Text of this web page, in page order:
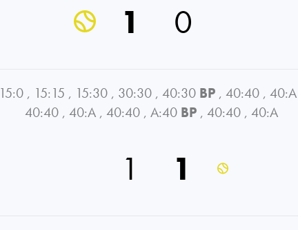
1 0
15:0 , 15:15 , 15:30 , 30:30 , 40:30 BP , 40:40 , 40:A
40:40 , 40:A , 40:40 , A:40 BP , 40:40 , 40:A
1 1